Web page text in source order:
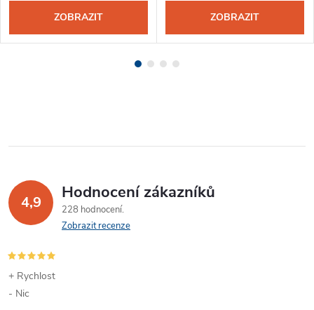
ZOBRAZIT ZOBRAZIT
4,9 Hodnocení zákazníků
228 hodnocení
Zobrazit recenze
+ Rychlost
- Nic